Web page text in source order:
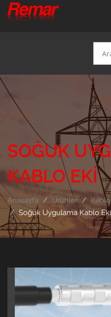
SOĞUK
KABLO EKI
Anasayfa Ürünler
Soğuk Uygulama Kablo Eki